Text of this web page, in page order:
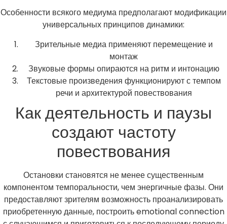
Особенности всякого медиума предполагают модификации
универсальных принципов динамики:
Зрительные медиа применяют перемещение и
монтаж
Звуковые формы опираются на ритм и интонацию
Текстовые произведения функционируют с темпом
речи и архитектурой повествования
Как деятельность и паузы
создают частоту
повествования
Остановки становятся не менее существенным
компонентом темпоральности, чем энергичные фазы. Они
предоставляют зрителям возможность проанализировать
приобретенную данные, построить emotional connection